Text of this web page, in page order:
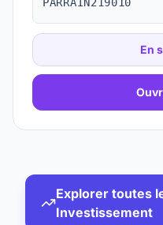
En
Explorer toutes
Investissement